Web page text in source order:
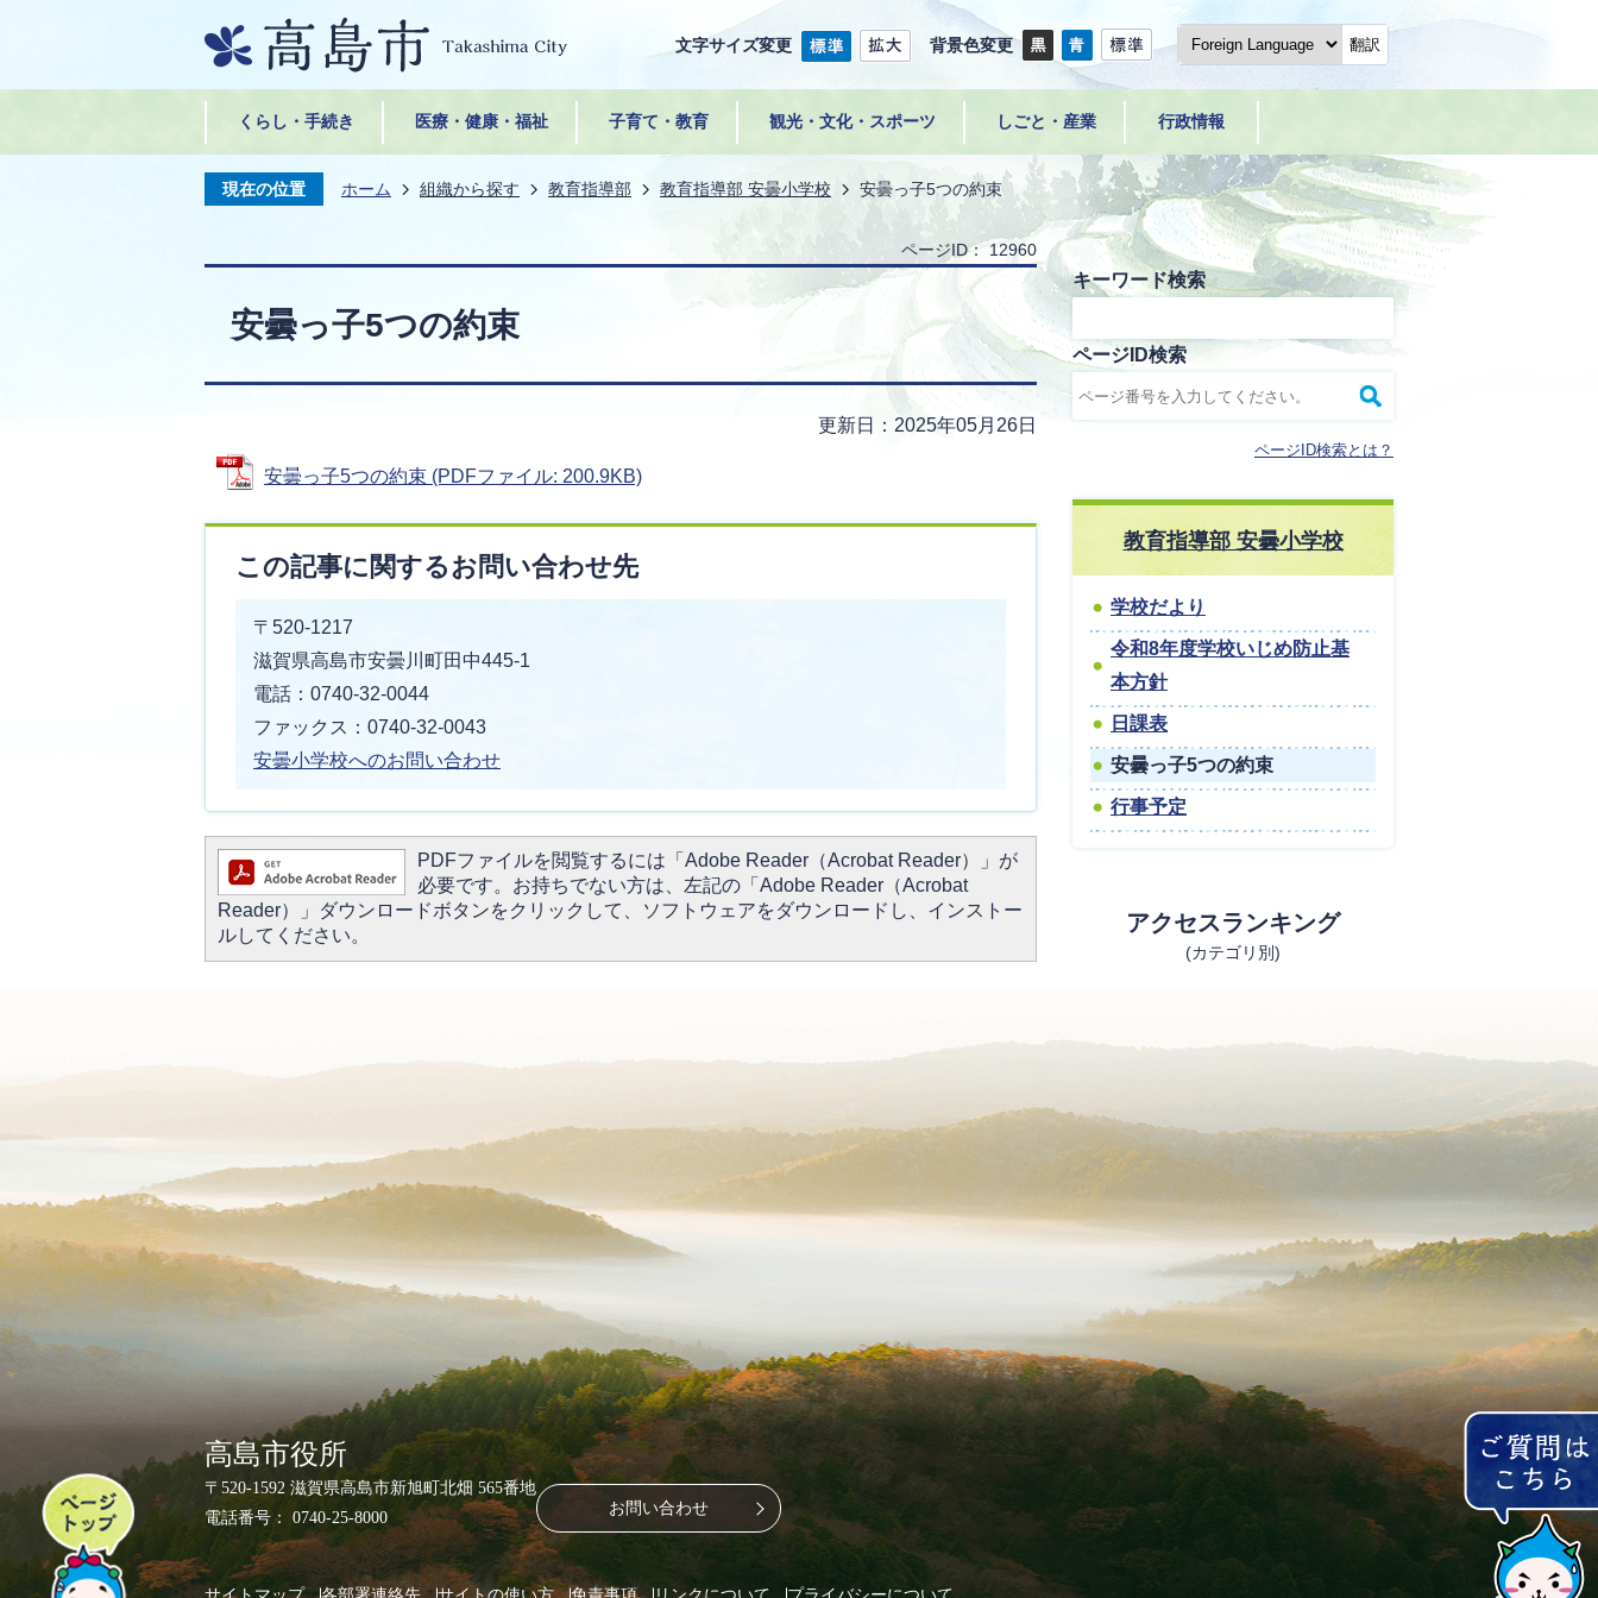
文字サイズ変更 背景色変更 翻訳
くらし・手続き 医療・健康・福祉 子育て・教育 観光・文化・スポーツ しごと・産業 行政情報
現在の位置 ホーム 組織から探す 教育指導部 教育指導部 安曇小学校 安曇っ子5つの約束
ページID： 12960
安曇っ子5つの約束
更新日：2025年05月26日
安曇っ子5つの約束 (PDFファイル: 200.9KB)
この記事に関するお問い合わせ先
〒520-1217
滋賀県高島市安曇川町田中445-1
電話：0740-32-0044
ファックス：0740-32-0043
安曇小学校へのお問い合わせ
PDFファイルを閲覧するには「Adobe Reader（Acrobat Reader）」が
必要です。お持ちでない方は、左記の「Adobe Reader（Acrobat
Reader）」ダウンロードボタンをクリックして、ソフトウェアをダウンロードし、インストー
ルしてください。
キーワード検索
ページID検索
ページID検索とは？
教育指導部 安曇小学校
学校だより
令和8年度学校いじめ防止基
本方針
日課表
安曇っ子5つの約束
行事予定
アクセスランキング
(カテゴリ別)
ペ
ー
ジ
ト
高島市役所
〒520-1592 滋賀県高島市新旭町北畑 565番地
電話番号： 0740-25-8000
お問い合わせ